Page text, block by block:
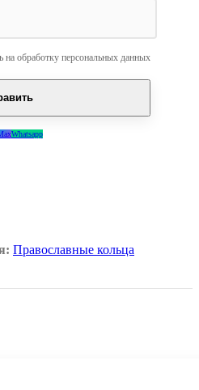
на обработку персональных данных
Whatsapp
Православные кольца